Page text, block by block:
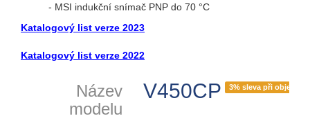
- MSI indukční snímač PNP do 70 °C
Katalogový list verze 2023
Katalogový list verze 2022